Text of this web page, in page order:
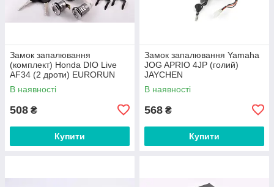
Замок запалювання
(комплект) Honda DIO Live
AF34 (2 дроти) EURORUN
В наявності
508 ₴
Купити
Замок запалювання Yamaha
JOG APRIO 4JP (голий)
JAYCHEN
В наявності
568 ₴
Купити